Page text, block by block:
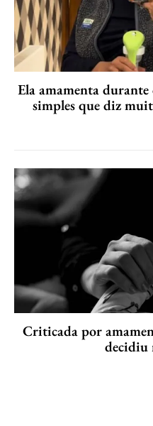
Ela amamenta
simples que diz
Criticada por
decidiu